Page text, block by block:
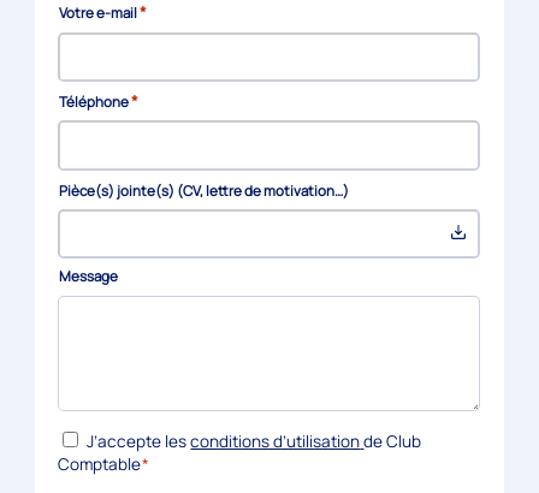
Votre e-mail*
Téléphone*
Pièce(s) jointe(s) (CV, lettre de motivation…)
Message
RGPD*
J’accepte lesconditions d’utilisationde Club
Comptable*